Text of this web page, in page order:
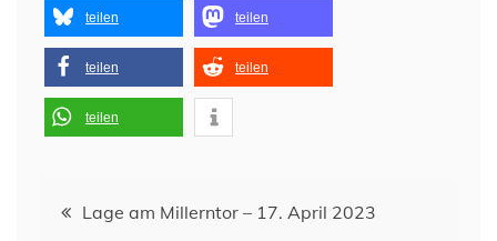
teilen teilen
teilen teilen
teilen
Beitragsnavigation
Lage am Millerntor – 17. April 2023